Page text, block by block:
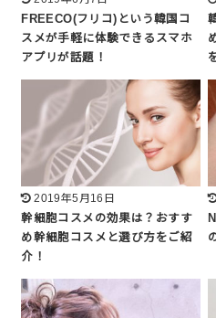
FREECO(フリコ)という韓国コ
スメが手軽に体験できるスマホ
アプリが話題！
2019年5月16日
幹細胞コスメの効果は？おすす
め幹細胞コスメと選び方をご紹
介！